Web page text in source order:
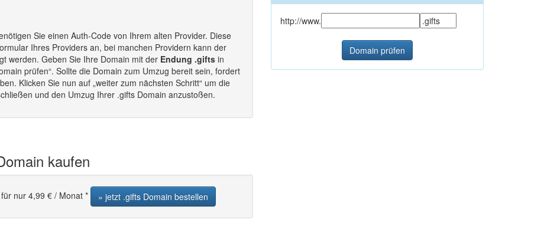
Sie einen Auth-Code von Ihrem alten Provider. Diese
Ihres Providers an, bei manchen Providern kann der
werden. Geben Sie Ihre Domain mit der Endung .gifts in
prüfen“. Sollte die Domain zum Umzug bereit sein, fordert
Klicken Sie nun auf „weiter zum nächsten Schritt“ um die
und den Umzug Ihrer .gifts Domain anzustoßen.
kaufen
für nur 4,99 € / Monat * » jetzt .gifts Domain bestellen
http://www.